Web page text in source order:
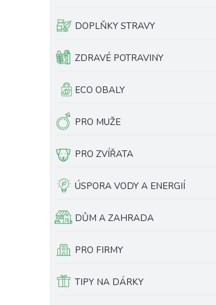
DOPLŇKY STRAVY
ZDRAVÉ POTRAVINY
ECO OBALY
PRO MUŽE
PRO ZVÍŘATA
ÚSPORA VODY A ENERGIÍ
DŮM A ZAHRADA
PRO FIRMY
TIPY NA DÁRKY